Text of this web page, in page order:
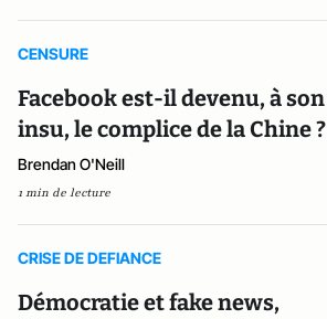
CENSURE
Facebook est-il devenu, à son
insu, le complice de la Chine ?
Brendan O'Neill
1 min de lecture
CRISE DE DEFIANCE
Démocratie et fake news,